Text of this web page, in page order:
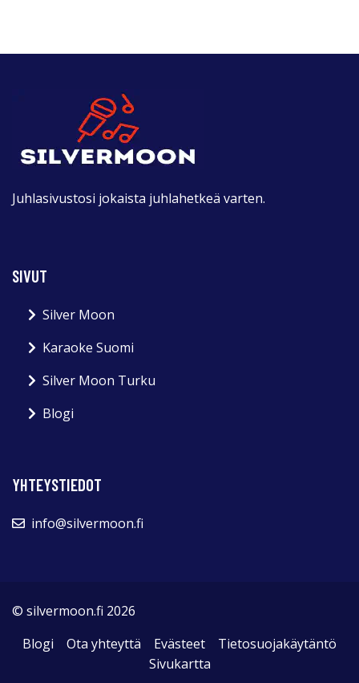
Juhlasivustosi jokaista juhlahetkeä varten.
SIVUT
Silver Moon
Karaoke Suomi
Silver Moon Turku
Blogi
YHTEYSTIEDOT
info@silvermoon.fi
© silvermoon.fi 2026
Blogi
Ota yhteyttä Evästeet
Tietosuojakäytäntö
Sivukartta